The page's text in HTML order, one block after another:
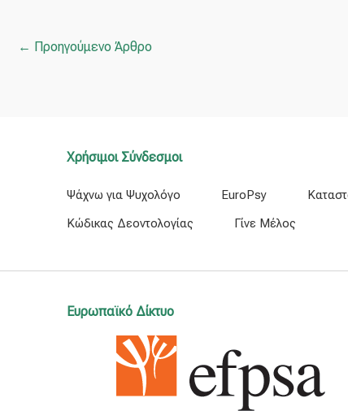
← Προηγούμενο Άρθρο
Χρήσιμοι Σύνδεσμοι
Ψάχνω για Ψυχολόγο EuroPsy
Κώδικας Δεοντολογίας
Γίνε Μέλος
Ευρωπαϊκό Δίκτυο